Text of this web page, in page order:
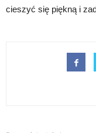
cieszyć się piękną i